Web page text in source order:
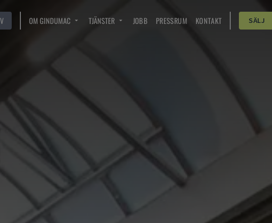
OM GINDUMAC TJÄNSTER JOBB PRESSRUM KONTAKT SÄLJ